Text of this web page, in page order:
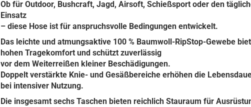
Ob für Outdoor, Bushcraft, Jagd, Airsoft, Schießsport oder den
Einsatz
– diese Hose ist für anspruchsvolle Bedingungen entwickelt.
Das leichte und atmungsaktive 100 % Baumwoll-RipStop-Gewebe
hohen Tragekomfort und schützt zuverlässig
vor dem Weiterreißen kleiner Beschädigungen.
Doppelt verstärkte Knie- und Gesäßbereiche erhöhen die
bei intensiver Nutzung.
Die insgesamt sechs Taschen bieten reichlich Stauraum für